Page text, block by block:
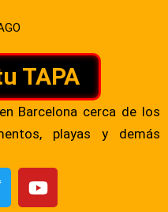
TAPA
Barcelona cerca de los
playas y demás
Y
o